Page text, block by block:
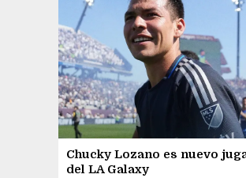
Chucky Lozano es nuevo
del LA Galaxy